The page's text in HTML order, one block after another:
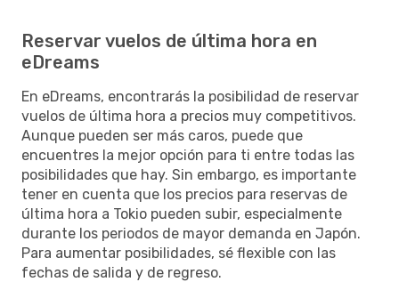
Reservar vuelos de última hora en
eDreams
En eDreams, encontrarás la posibilidad de reservar
vuelos de última hora a precios muy competitivos.
Aunque pueden ser más caros, puede que
encuentres la mejor opción para ti entre todas las
posibilidades que hay. Sin embargo, es importante
tener en cuenta que los precios para reservas de
última hora a Tokio pueden subir, especialmente
durante los periodos de mayor demanda en Japón.
Para aumentar posibilidades, sé flexible con las
fechas de salida y de regreso.